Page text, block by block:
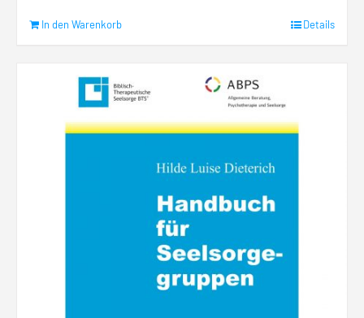
In den Warenkorb Details